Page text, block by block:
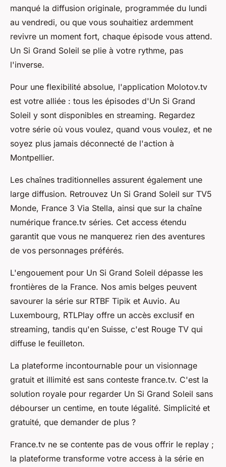
manqué la diffusion originale, programmée du lundi
au vendredi, ou que vous souhaitiez ardemment
revivre un moment fort, chaque épisode vous attend.
Un Si Grand Soleil se plie à votre rythme, pas
l'inverse.
Pour une flexibilité absolue, l'application Molotov.tv
est votre alliée : tous les épisodes d'Un Si Grand
Soleil y sont disponibles en streaming. Regardez
votre série où vous voulez, quand vous voulez, et ne
soyez plus jamais déconnecté de l'action à
Montpellier.
Les chaînes traditionnelles assurent également une
large diffusion. Retrouvez Un Si Grand Soleil sur TV5
Monde, France 3 Via Stella, ainsi que sur la chaîne
numérique france.tv séries. Cet access étendu
garantit que vous ne manquerez rien des aventures
de vos personnages préférés.
L'engouement pour Un Si Grand Soleil dépasse les
frontières de la France. Nos amis belges peuvent
savourer la série sur RTBF Tipik et Auvio. Au
Luxembourg, RTLPlay offre un accès exclusif en
streaming, tandis qu'en Suisse, c'est Rouge TV qui
diffuse le feuilleton.
La plateforme incontournable pour un visionnage
gratuit et illimité est sans conteste france.tv. C'est la
solution royale pour regarder Un Si Grand Soleil sans
débourser un centime, en toute légalité. Simplicité et
gratuité, que demander de plus ?
France.tv ne se contente pas de vous offrir le replay ;
la plateforme transforme votre access à la série en